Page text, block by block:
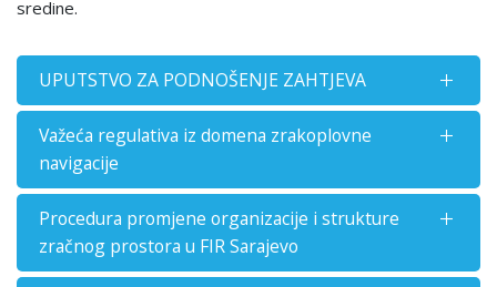
sredine.
UPUTSTVO ZA PODNOŠENJE ZAHTJEVA
Važeća regulativa iz domena zrakoplovne
navigacije
Procedura promjene organizacije i strukture
zračnog prostora u FIR Sarajevo